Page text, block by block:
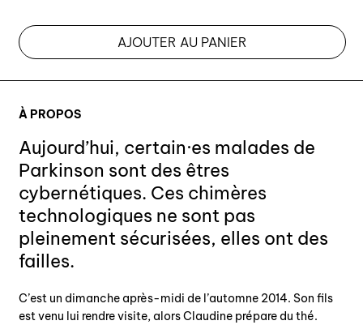
À PROPOS
Aujourd’hui, certain·es malades de
Parkinson sont des êtres
cybernétiques. Ces chimères
technologiques ne sont pas
pleinement sécurisées, elles ont des
failles.
C’est un dimanche après-midi de l’automne 2014. Son fils
est venu lui rendre visite, alors Claudine prépare du thé.
AJOUTER AU PANIER